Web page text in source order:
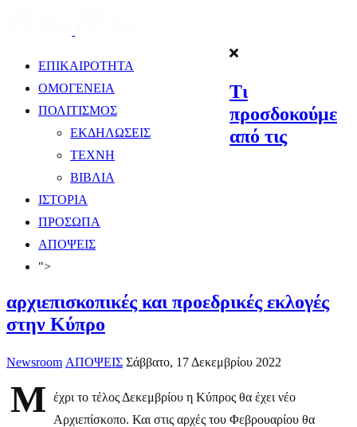
ΕΠΙΚΑΙΡΟΤΗΤΑ
ΟΜΟΓΕΝΕΙΑ
ΠΟΛΙΤΙΣΜΟΣ
ΕΚΔΗΛΩΣΕΙΣ
ΤΕΧΝΗ
ΒΙΒΛΙΑ
ΙΣΤΟΡΙΑ
ΠΡΟΣΩΠΑ
ΑΠΟΨΕΙΣ
">
Τι
προσδοκούμε
από τις
αρχιεπισκοπικές και προεδρικές εκλογές
στην Κύπρο
Newsroom ΑΠΟΨΕΙΣ Σάββατο, 17 Δεκεμβρίου 2022
Μ
έχρι το τέλος Δεκεμβρίου η Κύπρος θα έχει νέο
Αρχιεπίσκοπο. Και στις αρχές του Φεβρουαρίου θα